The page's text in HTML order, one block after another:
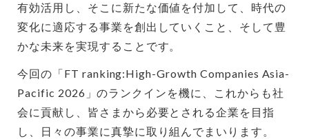
有効活用し、そこに新たな価値を付加して、時代の
変化に適応する事業を創出していくこと、そして豊
かな未来を実現することです。
今回の「FT ranking:High-Growth Companies Asia-
Pacific 2026」のランクインを機に、これからも社
会に貢献し、皆さまから必要とされる企業を目指
し、日々の事業に真摯に取り組んでまいります。